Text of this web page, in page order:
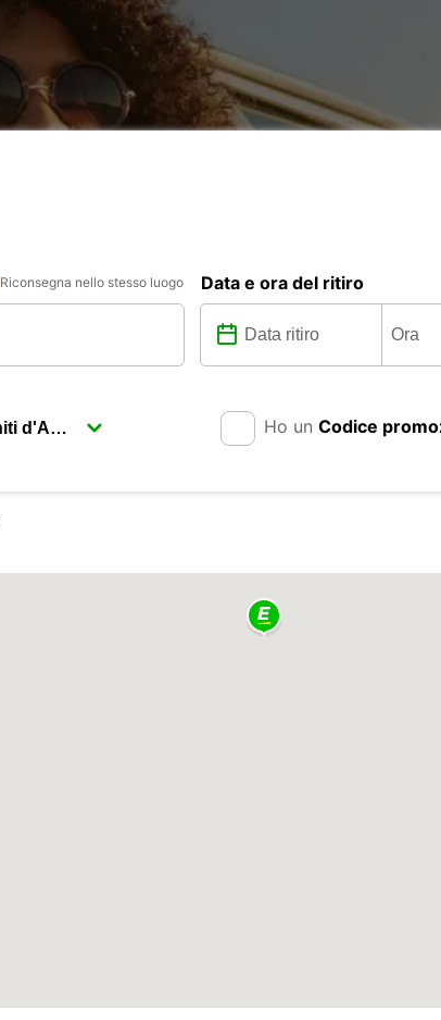
Riconsegna nello stesso luogo Data e ora del ritiro
Ho un Codice